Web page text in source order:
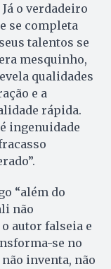
o verdadeiro
se completa
talentos se
mesquinho,
qualidades
e a
rápida.
ingenuidade
“além do
não
autor falseia e
se no
inventa, não